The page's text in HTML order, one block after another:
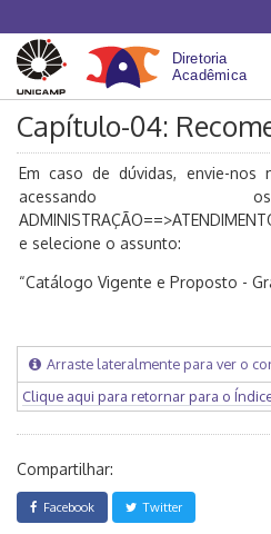
Capítulo-04:
Em caso de dúvidas, envie-nos
acessando
e selecione o assunto:
“Catálogo Vigente e Proposto -
Arraste lateralmente para ver o
Clique aqui para retornar para o
Compartilhar:
Facebook Twitter